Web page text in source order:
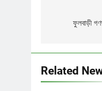
ফুলবাড়ী
Related